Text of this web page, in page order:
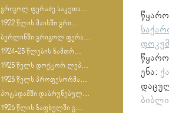
გრიგოლ ფერაძე საკუთა...
1922 წლის მაისში გრი...
ბერლინში გრიგოლ ფერა...
1924-25 წლების ზამთრ...
1925 წელს დოქტორ ლეპ...
1925 წელს პროფესორმა...
პოტსდამში დაბრუნებულ...
1925 წლის ზაფხულში გ...
ენა: